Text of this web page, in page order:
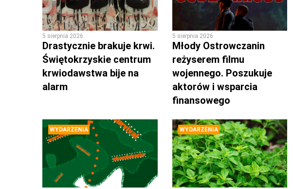
5 sierpnia 2026
Drastycznie brakuje krwi.
Świętokrzyskie centrum
krwiodawstwa bije na
alarm
5 sierpnia 2026
Młody Ostrowczanin
reżyserem filmu
wojennego. Poszukuje
aktorów i wsparcia
finansowego
WYDARZENIA WYDARZENIA